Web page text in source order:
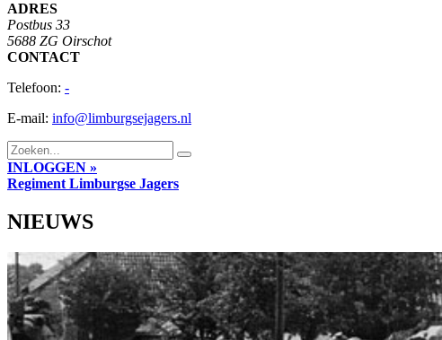
ADRES
Postbus 33
5688 ZG Oirschot
CONTACT
Telefoon: -
E-mail: info@limburgsejagers.nl
INLOGGEN »
Regiment Limburgse Jagers
NIEUWS